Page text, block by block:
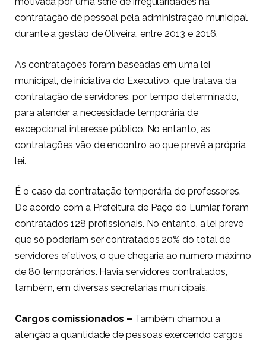
contratação de pessoal pela administração municipal
durante a gestão de Oliveira, entre 2013 e 2016.
As contratações foram baseadas em uma lei
municipal, de iniciativa do Executivo, que tratava da
contratação de servidores, por tempo determinado,
para atender a necessidade temporária de
excepcional interesse público. No entanto, as
contratações vão de encontro ao que prevê a própria
lei.
É o caso da contratação temporária de professores.
De acordo com a Prefeitura de Paço do Lumiar, foram
contratados 128 profissionais. No entanto, a lei prevê
que só poderiam ser contratados 20% do total de
servidores efetivos, o que chegaria ao número máximo
de 80 temporários. Havia servidores contratados,
também, em diversas secretarias municipais.
Cargos comissionados – Também chamou a
atenção a quantidade de pessoas exercendo cargos